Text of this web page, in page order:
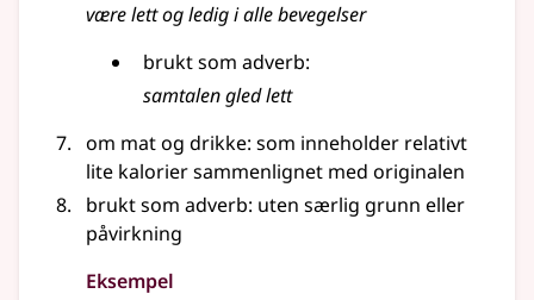
værelettog ledig i alle bevegelser
brukt som adverb:
samtalen gledlett
om mat og drikke: som inneholder relativt
lite kalorier sammenlignet med originalen
brukt som adverb: uten særlig grunn eller
påvirkning
Eksempel